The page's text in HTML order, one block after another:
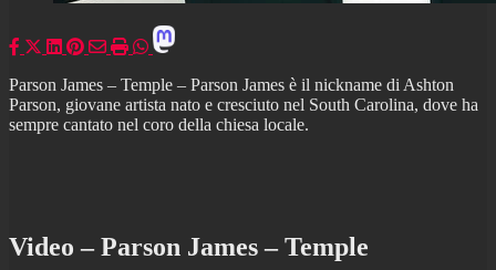
Parson James – Temple – Parson James è il nickname di Ashton
Parson, giovane artista nato e cresciuto nel South Carolina, dove ha
sempre cantato nel coro della chiesa locale.
Video – Parson James – Temple